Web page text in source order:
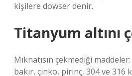
kişilere dowser denir.
Titanyum altını
Mıknatısın çekmediği
bakır, çinko, pirinç, 304 ve 316